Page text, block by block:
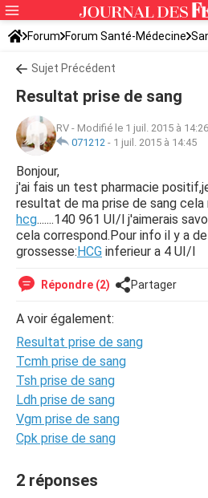
Forum Forum Santé-Médecine
Sujet Précédent
Resultat prise de sang
RV - Modifié le 1 juil. 2015 à 14:26
071212 - 1 juil. 2015 à 14:45
Bonjour,
j'ai fais un test pharmacie
resultat de ma prise de sang cela
hcg.......140 961 UI/l j'aimerais
cela correspond.Pour info il y a
grossesse:HCG inferieur a 4 UI/l
Répondre (2) Partager
A voir également:
Resultat prise de sang
Tcmh prise de sang
Tsh prise de sang
Ldh prise de sang
Vgm prise de sang
Cpk prise de sang
2 réponses